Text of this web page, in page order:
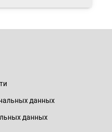
данных
данных